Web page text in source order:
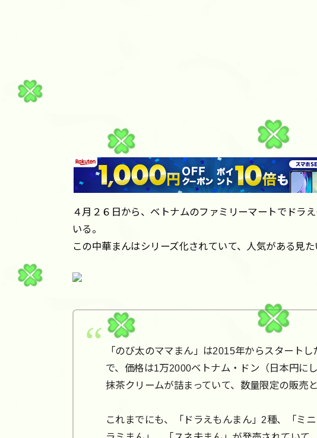
４月２６日から、ベトナムのファミリーマートでドラ
いる。
この中華まんはシリーズ化されていて、人気がある見た
「のび太のママまん」は2015年からスタート
で、価格は1万2000ベトナム・ドン（日本円に
抹茶クリームが詰まっていて、数量限定の販売と
これまでにも、「ドラえもんまん」2種、「ミ